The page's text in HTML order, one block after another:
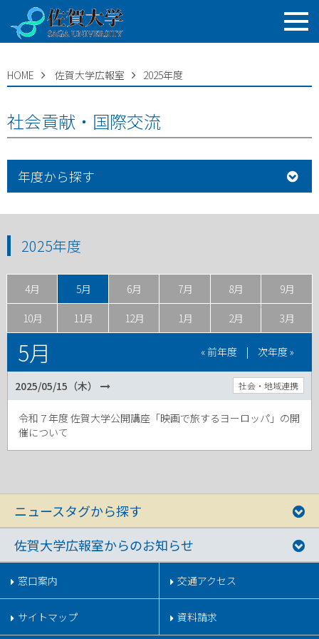
HOME 佐賀大学広報室 2025年度
社会貢献・国際交流
年度から探す
2025年度
4月 5月 6月 7月 8月 9月
10月 11月 12月 1月 2月 3月
5月 « 前年度 | 次年度 »
2025/05/15（木）
令和７年度 佐賀大学公開講座「映画で旅するヨーロッパ」の開
催について
社会・地域連携
ニュースタグから探す
佐賀大学広報室からのお知らせ
窓口案内 交通アクセス
サイトマップ 資料請求